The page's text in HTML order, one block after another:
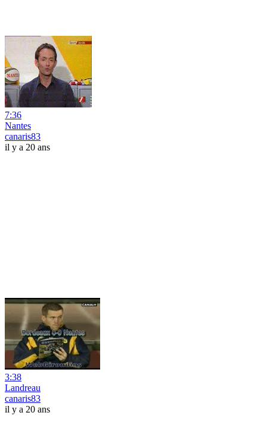
7:36
Nantes
canaris83
il y a 20 ans
3:38
Landreau
canaris83
il y a 20 ans